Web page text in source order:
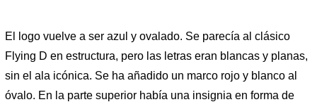
El logo vuelve a ser azul y ovalado. Se parecía al clásico
Flying D en estructura, pero las letras eran blancas y planas,
sin el ala icónica. Se ha añadido un marco rojo y blanco al
óvalo. En la parte superior había una insignia en forma de